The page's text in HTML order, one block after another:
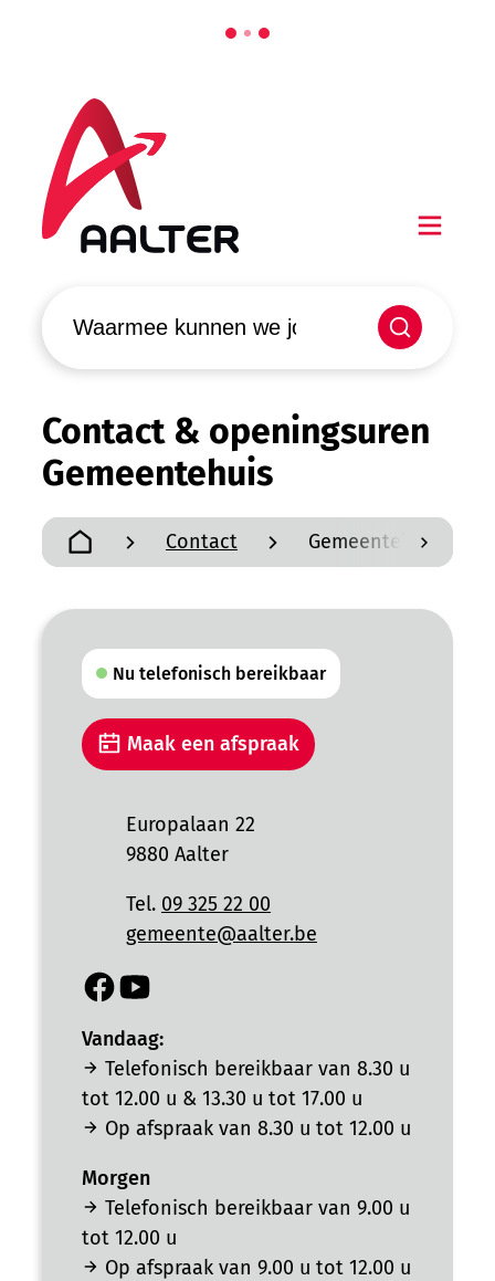
Aalter
Zoeken
Contact & openingsuren
Gemeentehuis
scroll
Startpagina
Contact Gemeentehuis
Contact
Nu telefonisch bereikbaar
Maak een afspraak
AdresEuropalaan 22
,9880 Aalter
09 325 22 00
E-mailgemeente@aalter.be
Facebook
YouTube
Vandaag:
Telefonisch bereikbaar van 8.30 u
tot 12.00 u & 13.30 u tot 17.00 u
Op afspraak van 8.30 u tot 12.00 u
Morgen
Telefonisch bereikbaar van 9.00 u
tot 12.00 u
Op afspraak van 9.00 u tot 12.00 u